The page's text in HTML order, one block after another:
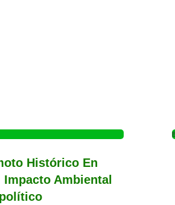
Histórico En
Impacto Ambiental